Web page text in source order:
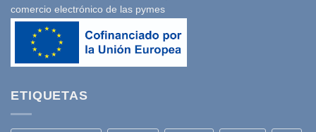
comercio electrónico de las pymes
ETIQUETAS